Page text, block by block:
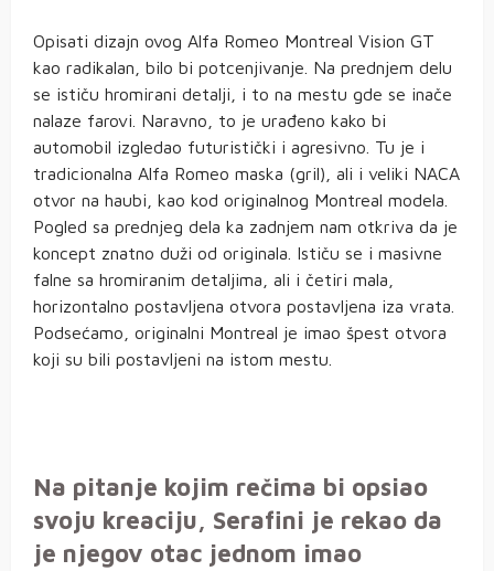
Opisati dizajn ovog Alfa Romeo Montreal Vision GT
kao radikalan, bilo bi potcenjivanje. Na prednjem delu
se ističu hromirani detalji, i to na mestu gde se inače
nalaze farovi. Naravno, to je urađeno kako bi
automobil izgledao futuristički i agresivno. Tu je i
tradicionalna Alfa Romeo maska (gril), ali i veliki NACA
otvor na haubi, kao kod originalnog Montreal modela.
Pogled sa prednjeg dela ka zadnjem nam otkriva da je
koncept znatno duži od originala. Ističu se i masivne
falne sa hromiranim detaljima, ali i četiri mala,
horizontalno postavljena otvora postavljena iza vrata.
Podsećamo, originalni Montreal je imao špest otvora
koji su bili postavljeni na istom mestu.
Na pitanje kojim rečima bi opsiao
svoju kreaciju, Serafini je rekao da
je njegov otac jednom imao